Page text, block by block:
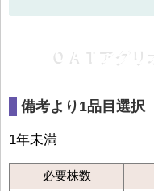
ＯＡＴアグ
備考より1品目選択
1年未満
必要株数